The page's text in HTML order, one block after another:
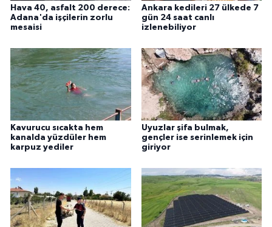
Hava 40, asfalt 200 derece:
Adana'da işçilerin zorlu
mesaisi
Ankara kedileri 27 ülkede 7
gün 24 saat canlı
izlenebiliyor
Kavurucu sıcakta hem
kanalda yüzdüler hem
karpuz yediler
Uyuzlar şifa bulmak,
gençler ise serinlemek için
giriyor